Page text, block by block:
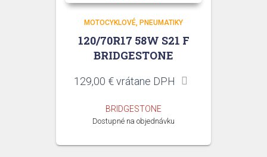
MOTOCYKLOVÉ PNEUMATIKY
120/70R17 58W S21 F
BRIDGESTONE
129,00 €vrátane DPH
BRIDGESTONE
Dostupné na objednávku